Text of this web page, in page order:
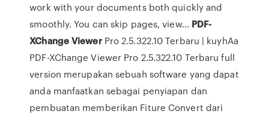
work with your documents both quickly and
smoothly. You can skip pages, view... PDF-
XChangeViewerPro 2.5.322.10 Terbaru | kuyhAa
PDF-XChange Viewer Pro 2.5.322.10 Terbaru full
version merupakan sebuah software yang dapat
anda manfaatkan sebagai penyiapan dan
pembuatan memberikan Fiture Convert dari